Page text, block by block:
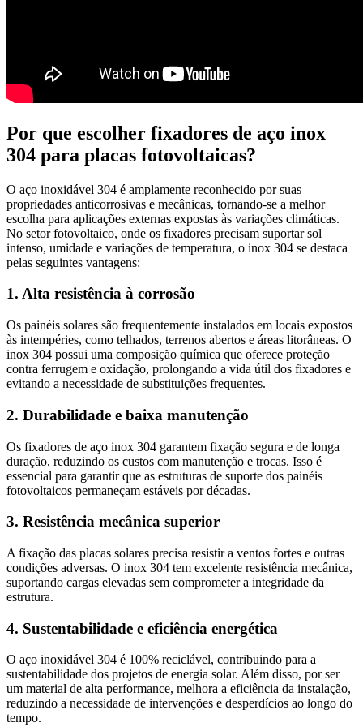
Por que escolher fixadores de aço inox
304 para placas fotovoltaicas?
O aço inoxidável 304 é amplamente reconhecido por suas
propriedades anticorrosivas e mecânicas, tornando-se a melhor
escolha para aplicações externas expostas às variações climáticas.
No setor fotovoltaico, onde os fixadores precisam suportar sol
intenso, umidade e variações de temperatura, o inox 304 se destaca
pelas seguintes vantagens:
1. Alta resistência à corrosão
Os painéis solares são frequentemente instalados em locais expostos
às intempéries, como telhados, terrenos abertos e áreas litorâneas. O
inox 304 possui uma composição química que oferece proteção
contra ferrugem e oxidação, prolongando a vida útil dos fixadores e
evitando a necessidade de substituições frequentes.
2. Durabilidade e baixa manutenção
Os fixadores de aço inox 304 garantem fixação segura e de longa
duração, reduzindo os custos com manutenção e trocas. Isso é
essencial para garantir que as estruturas de suporte dos painéis
fotovoltaicos permaneçam estáveis por décadas.
3. Resistência mecânica superior
A fixação das placas solares precisa resistir a ventos fortes e outras
condições adversas. O inox 304 tem excelente resistência mecânica,
suportando cargas elevadas sem comprometer a integridade da
estrutura.
4. Sustentabilidade e eficiência energética
O aço inoxidável 304 é 100% reciclável, contribuindo para a
sustentabilidade dos projetos de energia solar. Além disso, por ser
um material de alta performance, melhora a eficiência da instalação,
reduzindo a necessidade de intervenções e desperdícios ao longo do
tempo.